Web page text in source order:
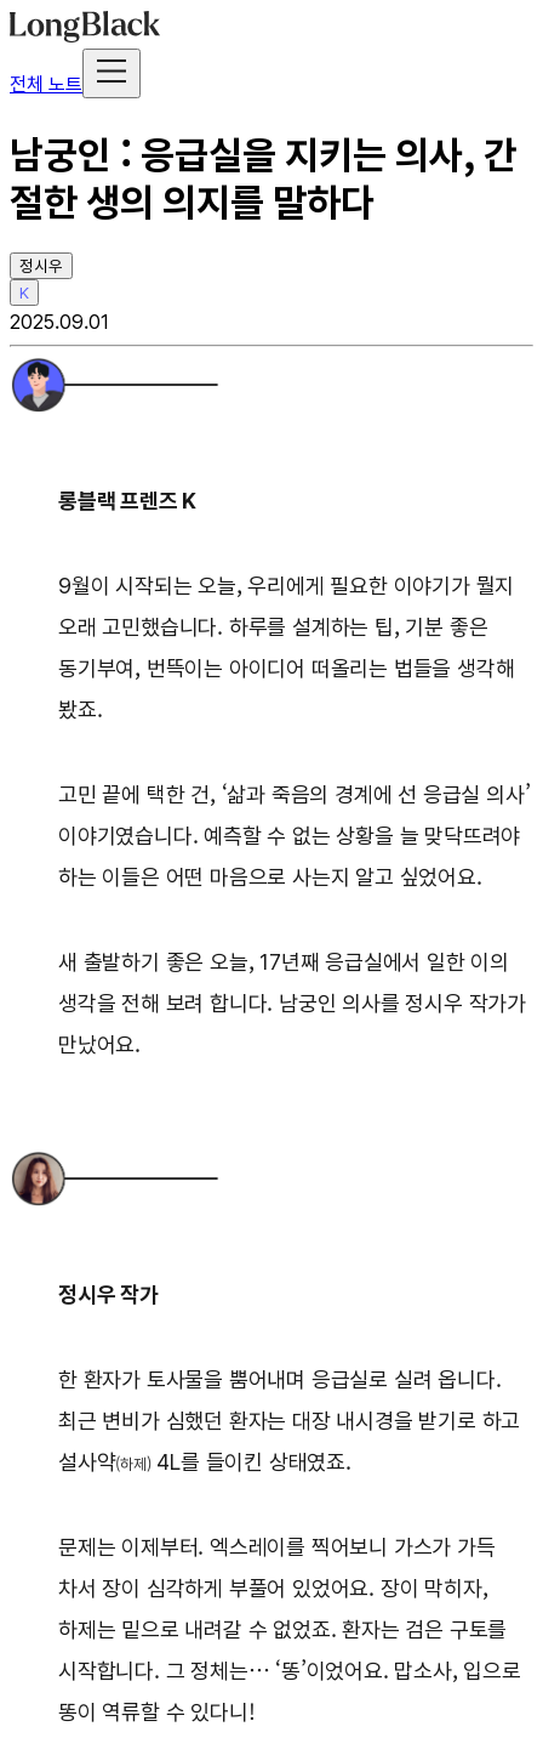
전체 노트
남궁인 : 응급실을 지키는 의사, 간
절한 생의 의지를 말하다
정시우
K
2025.09.01
롱블랙 프렌즈 K
9월이 시작되는 오늘, 우리에게 필요한 이야기가 뭘지
오래 고민했습니다. 하루를 설계하는 팁, 기분 좋은
동기부여, 번뜩이는 아이디어 떠올리는 법들을 생각해
봤죠.
고민 끝에 택한 건, ‘삶과 죽음의 경계에 선 응급실 의사’
이야기였습니다. 예측할 수 없는 상황을 늘 맞닥뜨려야
하는 이들은 어떤 마음으로 사는지 알고 싶었어요.
새 출발하기 좋은 오늘, 17년째 응급실에서 일한 이의
생각을 전해 보려 합니다. 남궁인 의사를 정시우 작가가
만났어요.
정시우 작가
한 환자가 토사물을 뿜어내며 응급실로 실려 옵니다.
최근 변비가 심했던 환자는 대장 내시경을 받기로 하고
설사약(하제)4L를 들이킨 상태였죠.
문제는 이제부터. 엑스레이를 찍어보니 가스가 가득
차서 장이 심각하게 부풀어 있었어요. 장이 막히자,
하제는 밑으로 내려갈 수 없었죠. 환자는 검은 구토를
시작합니다. 그 정체는… ‘똥’이었어요. 맙소사, 입으로
똥이 역류할 수 있다니!